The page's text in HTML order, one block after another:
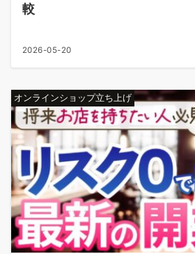
較
2026-05-20
オンラインショップ立ち上げ